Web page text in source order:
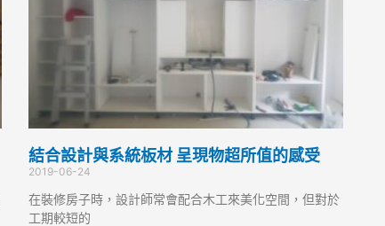
結合設計與系統板材 呈現物超所值的感受
2019-06-24
在裝修房子時，設計師常會配合木工來美化空間，但對於
工期較短的